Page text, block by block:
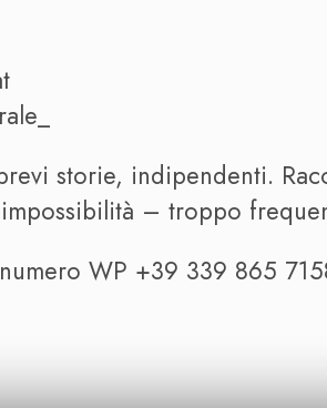
storie, indipendenti.
– troppo
WP +39 339 865